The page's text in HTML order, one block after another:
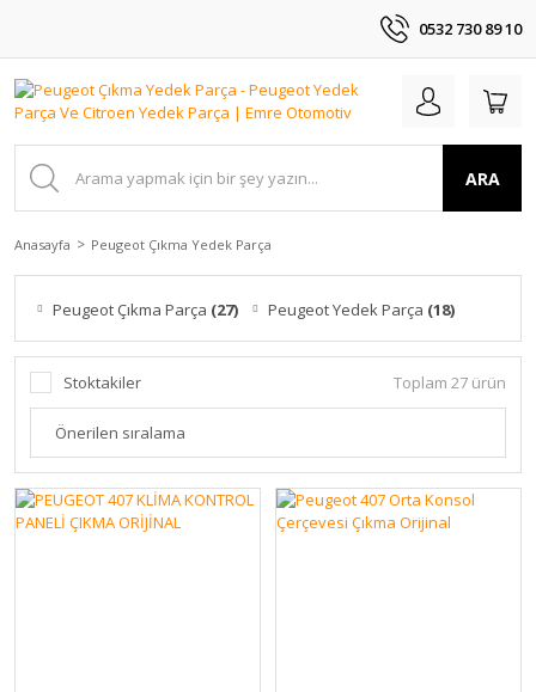
0532 730 89 10
ARA
Anasayfa Peugeot Çıkma Yedek Parça
Peugeot Çıkma Parça (27) Peugeot Yedek Parça (18)
Stoktakiler Toplam 27 ürün